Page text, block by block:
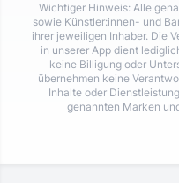
Wichtiger Hinweis: Alle
sowie Künstler:innen- und
ihrer jeweiligen Inhaber. Die
in unserer App dient
keine Billigung oder
übernehmen keine
Inhalte oder
genannten Marken